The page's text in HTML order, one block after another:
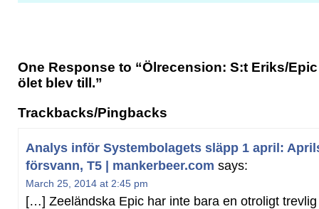
One Response to “Ölrecension: S:t Eriks/
ölet blev till.”
Trackbacks/Pingbacks
Analys inför Systembolagets släpp 1 april:
försvann, T5 | mankerbeer.com says:
March 25, 2014 at 2:45 pm
[…] Zeeländska Epic har inte bara en otroligt